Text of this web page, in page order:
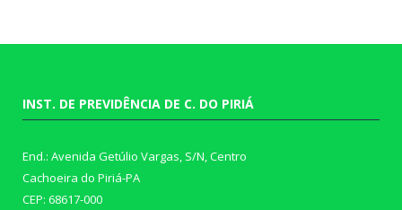
INST. DE PREVIDÊNCIA DE C. DO PIRIÁ
End.: Avenida Getúlio Vargas, S/N, Centro
Cachoeira do Piriá-PA
CEP: 68617-000